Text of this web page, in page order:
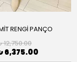
RENGİ PANÇO
12,750.00
6,375.00